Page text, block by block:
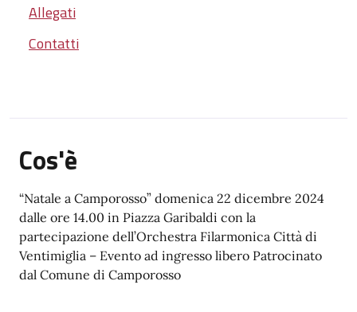
Allegati
Contatti
Cos'è
“Natale a Camporosso” domenica 22 dicembre 2024
dalle ore 14.00 in Piazza Garibaldi con la
partecipazione dell’Orchestra Filarmonica Città di
Ventimiglia – Evento ad ingresso libero Patrocinato
dal Comune di Camporosso